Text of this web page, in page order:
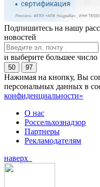
Подпишитесь на нашу
новостей
и выберите большее число
50 97
Нажимая на кнопку, Вы
персональных данных в
конфиденциальности»
О нас
Россельхознадзор
Партнеры
Рекламодателям
наверх